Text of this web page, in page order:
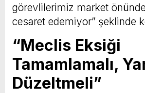
görevlilerimiz market
cesaret edemiyor” şeklinde
“Meclis Eksiği
Tamamlamalı,
Düzeltmeli”